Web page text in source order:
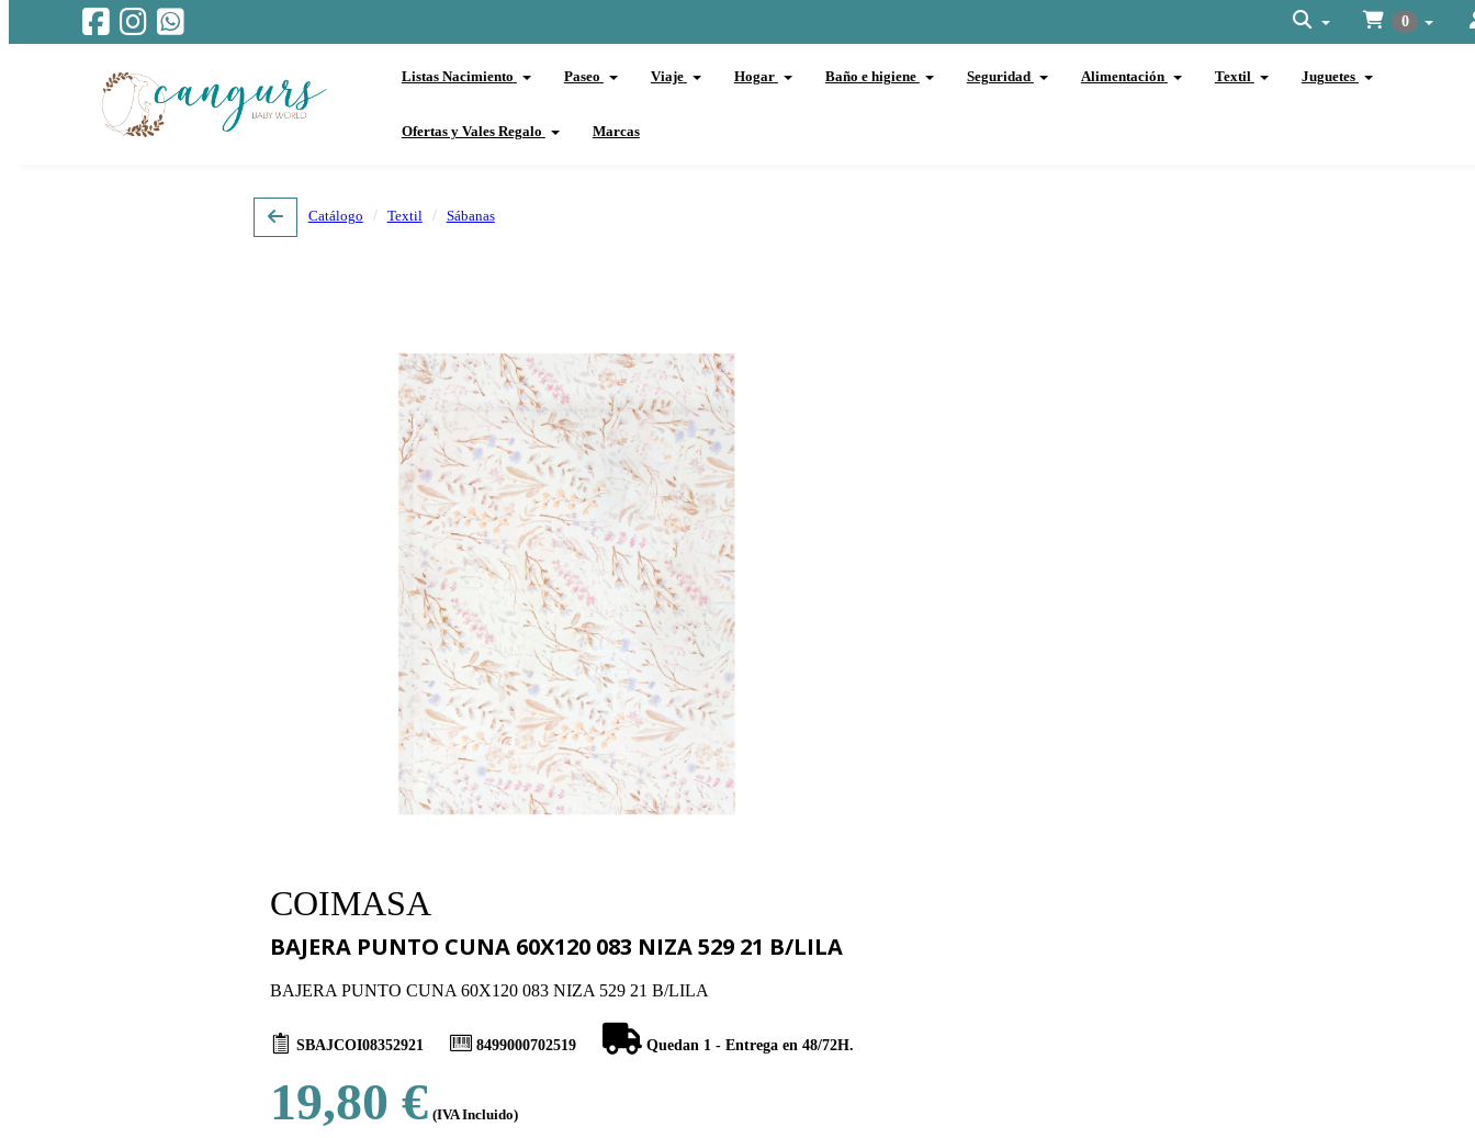
0
Listas Nacimiento Paseo Viaje Hogar Baño e higiene Seguridad Alimentación Textil Juguetes
Ofertas y Vales Regalo Marcas
Catálogo Textil Sábanas
COIMASA
BAJERA PUNTO CUNA 60X120 083 NIZA 529 21 B/LILA
BAJERA PUNTO CUNA 60X120 083 NIZA 529 21 B/LILA
SBAJCOI08352921 8499000702519 Quedan 1 - Entrega en 48/72H.
19,80 € (IVA Incluido)